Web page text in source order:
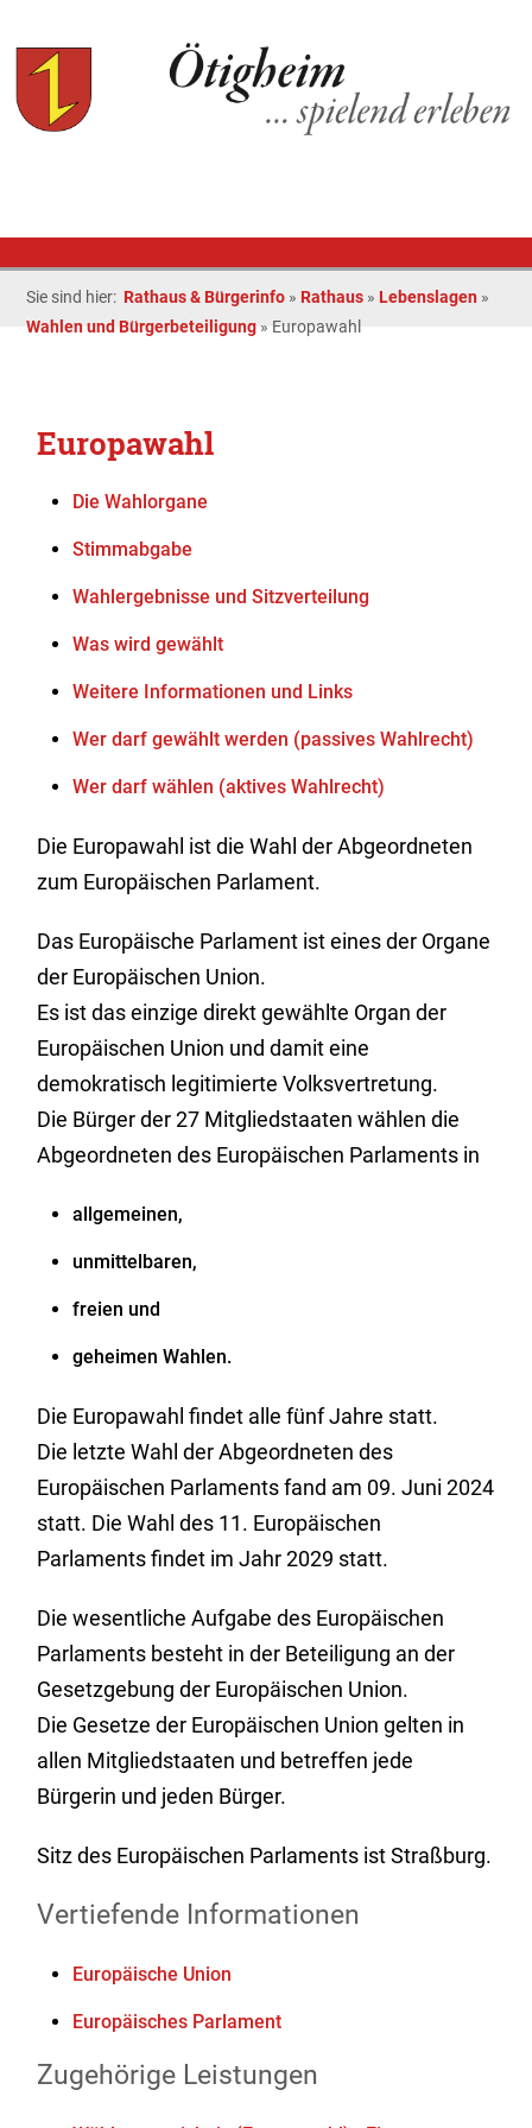
Sie sind hier: Rathaus & Bürgerinfo » Rathaus » Lebenslagen »
Wahlen und Bürgerbeteiligung» Europawahl
Europawahl
Die Wahlorgane
Stimmabgabe
Wahlergebnisse und Sitzverteilung
Was wird gewählt
Weitere Informationen und Links
Wer darf gewählt werden (passives Wahlrecht)
Wer darf wählen (aktives Wahlrecht)
Die Europawahl ist die Wahl der Abgeordneten
zum Europäischen Parlament.
Das Europäische Parlament ist eines der Organe
der Europäischen Union.
Es ist das einzige direkt gewählte Organ der
Europäischen Union und damit eine
demokratisch legitimierte Volksvertretung.
Die Bürger der 27 Mitgliedstaaten wählen die
Abgeordneten des Europäischen Parlaments in
allgemeinen,
unmittelbaren,
freien und
geheimen Wahlen.
Die Europawahl findet alle fünf Jahre statt.
Die letzte Wahl der Abgeordneten des
Europäischen Parlaments fand am 09. Juni 2024
statt. Die Wahl des 11. Europäischen
Parlaments findet im Jahr 2029 statt.
Die wesentliche Aufgabe des Europäischen
Parlaments besteht in der Beteiligung an der
Gesetzgebung der Europäischen Union.
Die Gesetze der Europäischen Union gelten in
allen Mitgliedstaaten und betreffen jede
Bürgerin und jeden Bürger.
Sitz des Europäischen Parlaments ist Straßburg.
Vertiefende Informationen
Europäische Union
Europäisches Parlament
Zugehörige Leistungen